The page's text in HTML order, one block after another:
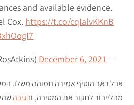
and available evidence.
Cox. https://t.co/cqIalvKKnB
— Ros Atkins (@BBCRosAtkins)
December 6, 2021
אבל ראב הוסיף אמירה תמוהה משלו.
מהלייבור לחקור את המסיבה, והגיבה